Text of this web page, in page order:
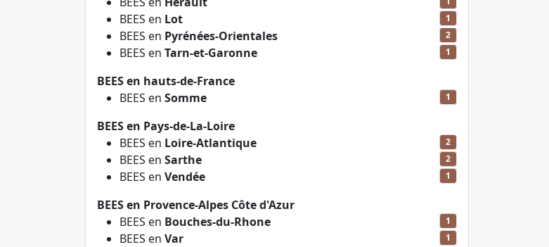
BEES en Lot 1
BEES en Pyrénées-Orientales 2
BEES en Tarn-et-Garonne 1
BEES en hauts-de-France
BEES en Somme 1
BEES en Pays-de-La-Loire
BEES en Loire-Atlantique 2
BEES en Sarthe 2
BEES en Vendée 1
BEES en Provence-Alpes Côte d'Azur
BEES en Bouches-du-Rhone 1
BEES en Var 1